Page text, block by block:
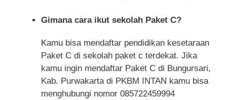
Gimana cara ikut sekolah Paket C?
Kamu bisa mendaftar pendidikan kesetaraan
Paket C di sekolah paket c terdekat. Jika
kamu ingin mendaftar Paket C di Bungursari,
Kab. Purwakarta di PKBM INTAN kamu bisa
menghubungi nomor 085722459994